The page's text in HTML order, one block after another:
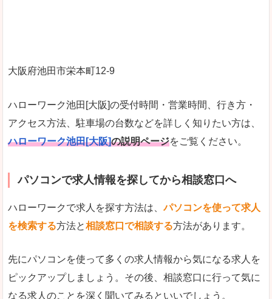
大阪府池田市栄本町12-9
ハローワーク池田[大阪]の受付時間・営業時間、行き方・
アクセス方法、駐車場の台数などを詳しく知りたい方は、
ハローワーク池田[大阪]の説明ページをご覧ください。
パソコンで求人情報を探してから相談窓口へ
ハローワークで求人を探す方法は、パソコンを使って求人
を検索する方法と相談窓口で相談する方法があります。
先にパソコンを使って多くの求人情報から気になる求人を
ピックアップしましょう。その後、相談窓口に行って気に
なる求人のことを深く聞いてみるといいでしょう。